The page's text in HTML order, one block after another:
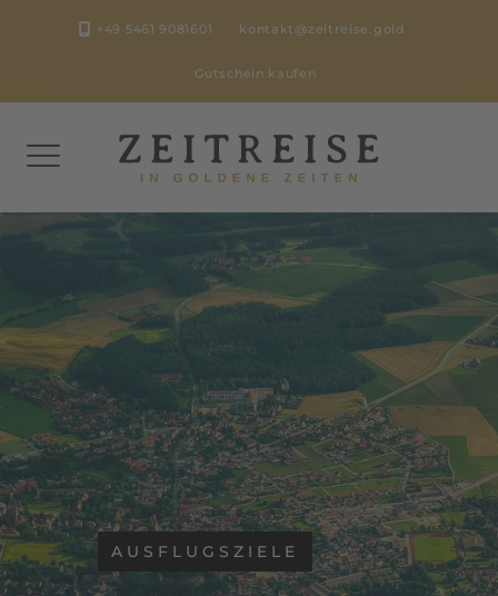
+49 5461 9081601 kontakt@zeitreise.gold
Gutschein kaufen
AUSFLUGSZIELE